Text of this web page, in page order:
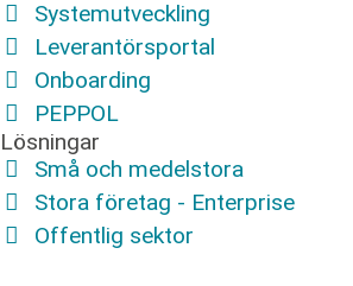
Systemutveckling
Leverantörsportal
Onboarding
PEPPOL
Lösningar
Små och medelstora
Stora företag - Enterprise
Offentlig sektor